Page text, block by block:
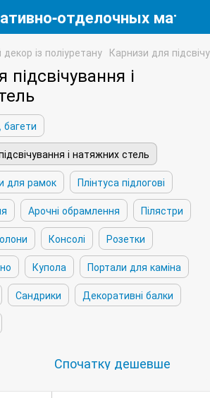
отделочных
декор із поліуретану Карнизи для
і
багети
і натяжних стель
для рамок
Плінтуса підлогові
Арочні обрамлення
Пілястри
Консолі
Розетки
Купола
Портали для каміна
Сандрики
Декоративні балки
Спочатку дешевше